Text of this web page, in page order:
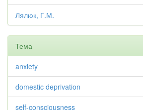
Лялюк, Г.М.
Тема
anxiety
domestic deprivation
self-consciousness